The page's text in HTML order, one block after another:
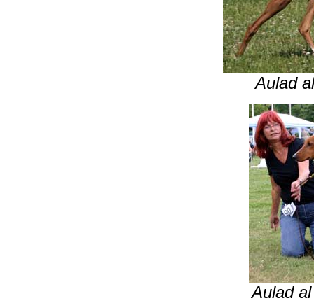
Aulad
Aulad